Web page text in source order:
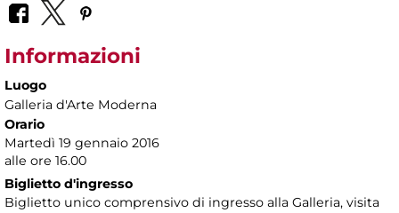
Informazioni
Luogo
Galleria d'Arte Moderna
Orario
Martedì 19 gennaio 2016
alle ore 16.00
Biglietto d'ingresso
Biglietto unico comprensivo di ingresso alla Galleria, visita